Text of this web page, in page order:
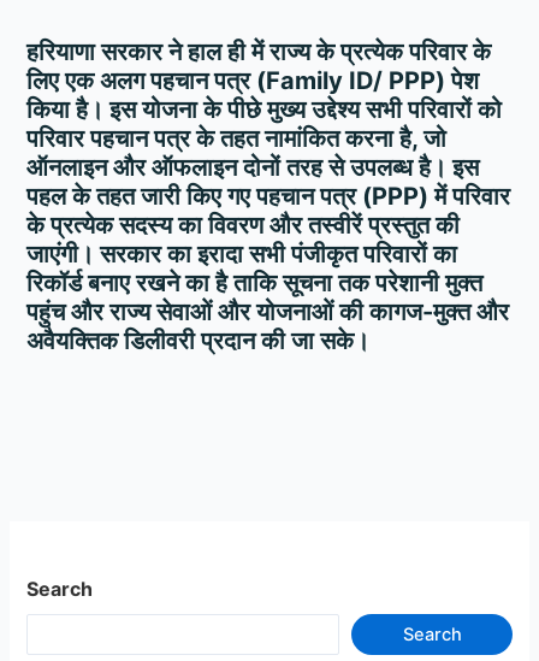
हरियाणा सरकार ने हाल ही में राज्य के प्रत्येक परिवार के
लिए एक अलग पहचान पत्र (Family ID/ PPP) पेश
किया है। इस योजना के पीछे मुख्य उद्देश्य सभी परिवारों को
परिवार पहचान पत्र के तहत नामांकित करना है, जो
ऑनलाइन और ऑफलाइन दोनों तरह से उपलब्ध है। इस
पहल के तहत जारी किए गए पहचान पत्र (PPP) में परिवार
के प्रत्येक सदस्य का विवरण और तस्वीरें प्रस्तुत की
जाएंगी। सरकार का इरादा सभी पंजीकृत परिवारों का
रिकॉर्ड बनाए रखने का है ताकि सूचना तक परेशानी मुक्त
पहुंच और राज्य सेवाओं और योजनाओं की कागज-मुक्त और
अवैयक्तिक डिलीवरी प्रदान की जा सके।
Search
Search